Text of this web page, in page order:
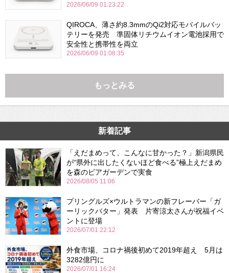
2026/06/09 01:23:22
QIROCA、薄さ約8.3mmのQi2対応モバイルバッ
テリーを発売 準固体リチウムイオン電池採用で
安全性と携帯性を両立
2026/06/09 01:08:35
もっとみる
新着記事
「えだまめって、こんなに甘かった？」新潟県民
が“県外に出したくないほど食べる”極上えだまめ
を森のビアガーデンで実食
2026/08/05 11:06
プリングルズ×ウルトラマンの新フレーバー「ガ
ーリックバター」発表 片寄涼太さんが祝福イベ
ントに登場
2026/07/01 22:12
外食市場、コロナ禍後初めて2019年超え 5月は
3282億円に
2026/07/01 16:24